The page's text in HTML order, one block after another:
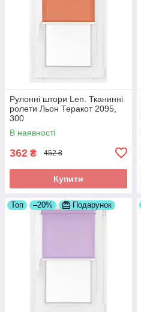
Рулонні штори Len. Тканинні
ролети Льон Теракот 2095,
300
В наявності
362 ₴ 452 ₴
Купити
Топ –20% Подарунок